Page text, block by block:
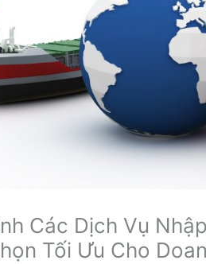
Các Dịch Vụ
Tối Ưu Cho